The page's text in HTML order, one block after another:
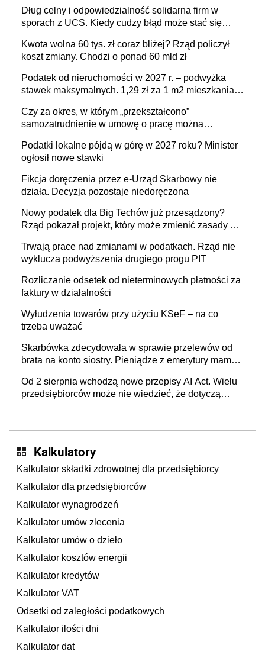
Dług celny i odpowiedzialność solidarna firm w
sporach z UCS. Kiedy cudzy błąd może stać się
Kwota wolna 60 tys. zł coraz bliżej? Rząd policzył
koszt zmiany. Chodzi o ponad 60 mld zł
Podatek od nieruchomości w 2027 r. – podwyżka
stawek maksymalnych. 1,29 zł za 1 m2 mieszkania,
prowadzeniem działalności gospodarczej
Czy za okres, w którym „przekształcono”
samozatrudnienie w umowę o pracę można
cywilnoprawnej jedynym racjonalnym wyjściem
Podatki lokalne pójdą w górę w 2027 roku? Minister
ogłosił nowe stawki
Fikcja doręczenia przez e-Urząd Skarbowy nie
działa. Decyzja pozostaje niedoręczona
Nowy podatek dla Big Techów już przesądzony?
Rząd pokazał projekt, który może zmienić zasady gry
Trwają prace nad zmianami w podatkach. Rząd nie
wyklucza podwyższenia drugiego progu PIT
Rozliczanie odsetek od nieterminowych płatności za
faktury w działalności
Wyłudzenia towarów przy użyciu KSeF – na co
trzeba uważać
Skarbówka zdecydowała w sprawie przelewów od
brata na konto siostry. Pieniądze z emerytury mamy
będzie
Od 2 sierpnia wchodzą nowe przepisy AI Act. Wielu
przedsiębiorców może nie wiedzieć, że dotyczą
Kalkulatory
Kalkulator składki zdrowotnej dla przedsiębiorcy
Kalkulator dla przedsiębiorców
Kalkulator wynagrodzeń
Kalkulator umów zlecenia
Kalkulator umów o dzieło
Kalkulator kosztów energii
Kalkulator kredytów
Kalkulator VAT
Odsetki od zaległości podatkowych
Kalkulator ilości dni
Kalkulator dat